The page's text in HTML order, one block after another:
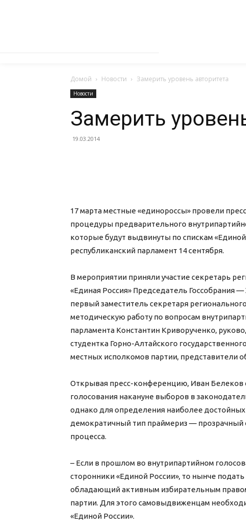
Домой Новости Замерить уровень авторитета
Новости
Замерить
19.03.2014
17 марта местные «единороссы» провели
процедуры предварительного
которые будут выдвинуты по спискам
республиканский парламент 14 сентября.
В мероприятии приняли участие секретарь
«Единая Россия» Председатель Госсобрания
первый заместитель секретаря
методическую работу по вопросам
парламента Константин Криворученко,
студентка Горно-Алтайского
местных исполкомов партии, представители
Открывая пресс-конференцию, Иван Белеков
голосования накануне выборов в
однако для определения наиболее
демократичный тип праймериз — прозрачный
процесса.
– Если в прошлом во внутрипартийном
сторонники «Единой России», то нынче
обладающий активным избирательным
партии. Для этого самовыдвиженцам
«Единой России».